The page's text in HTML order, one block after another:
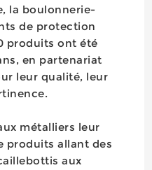
la boulonnerie-
de protection
produits ont été
en partenariat
leur qualité, leur
métalliers leur
produits allant des
aux